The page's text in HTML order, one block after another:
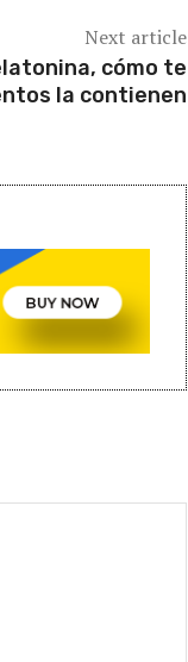
Next article
cómo te
la contienen